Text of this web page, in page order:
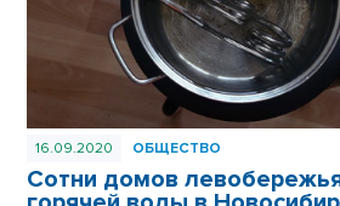
16.09.2020 ОБЩЕСТВО
Сотни домов